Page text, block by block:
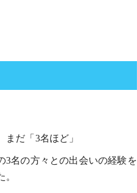
だ「3名ほど」
3名の方々との出会いの経験を